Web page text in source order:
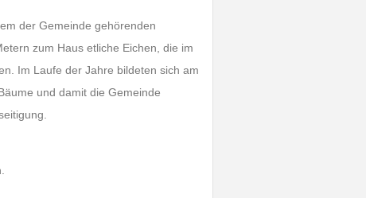
der Gemeinde gehörenden
zum Haus etliche Eichen, die im
Im Laufe der Jahre bildeten sich am
und damit die Gemeinde